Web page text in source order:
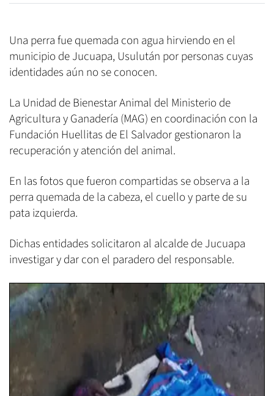
Una perra fue quemada con agua hirviendo en el
municipio de Jucuapa, Usulután por personas cuyas
identidades aún no se conocen.
La Unidad de Bienestar Animal del Ministerio de
Agricultura y Ganadería (MAG) en coordinación con la
Fundación Huellitas de El Salvador gestionaron la
recuperación y atención del animal.
En las fotos que fueron compartidas se observa a la
perra quemada de la cabeza, el cuello y parte de su
pata izquierda.
Dichas entidades solicitaron al alcalde de Jucuapa
investigar y dar con el paradero del responsable.